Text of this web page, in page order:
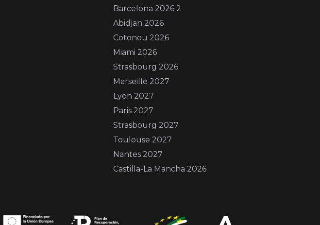
Barcelona 2026 2
Abidjan 2026
Cotonou 2026
Miami 2026
Strasbourg 2026
Marseille 2027
Lyon 2027
Paris 2027
Strasbourg 2027
Toulouse 2027
Nantes 2027
Castilla-La Mancha 2026